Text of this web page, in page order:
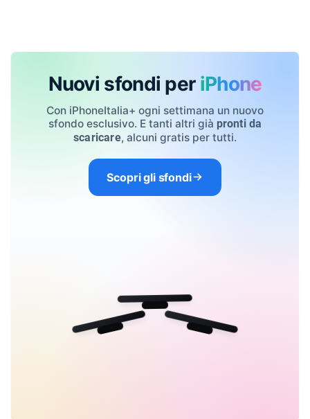
Nuovi sfondi per iPhone
Con iPhoneItalia+ ogni settimana un nuovo
sfondo esclusivo. E tanti altri già pronti da
scaricare, alcuni gratis per tutti.
Scopri gli sfondi